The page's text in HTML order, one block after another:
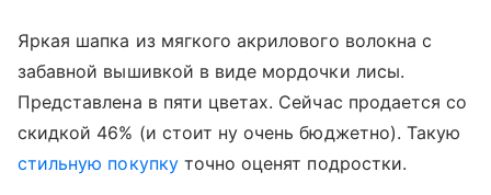
Яркая шапка из мягкого акрилового волокна с
забавной вышивкой в виде мордочки лисы.
Представлена в пяти цветах. Сейчас продается со
скидкой 46% (и стоит ну очень бюджетно). Такую
стильную покупкуточно оценят подростки.